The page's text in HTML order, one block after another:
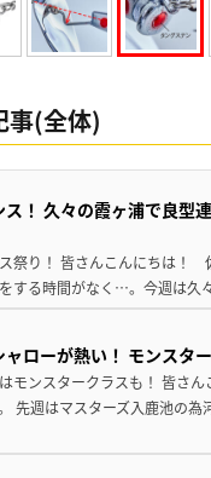
事(全体)
！ 久々の霞ヶ浦で良型
祭り！ 皆さんこんにちは！
する時間がなく…。今週は
ャローが熱い！ モンスタ
モンスタークラスも！ 皆さ
先週はマスターズ入鹿池の